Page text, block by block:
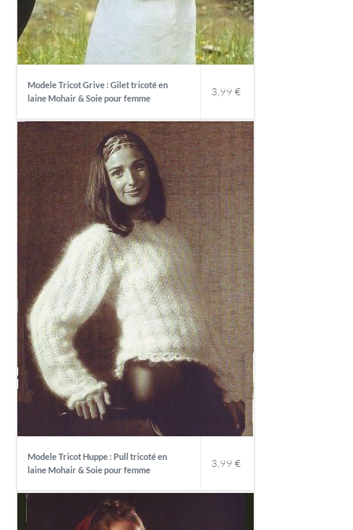
3,99 €
Modele Tricot Grive : Gilet tricoté en
laine Mohair & Soie pour femme
3,99 €
Modele Tricot Huppe : Pull tricoté en
laine Mohair & Soie pour femme